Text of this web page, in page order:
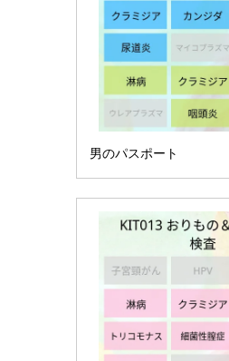
男のパスポート